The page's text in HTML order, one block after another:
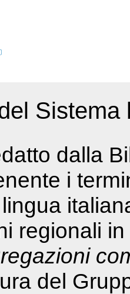
dalla
i
regionali
del